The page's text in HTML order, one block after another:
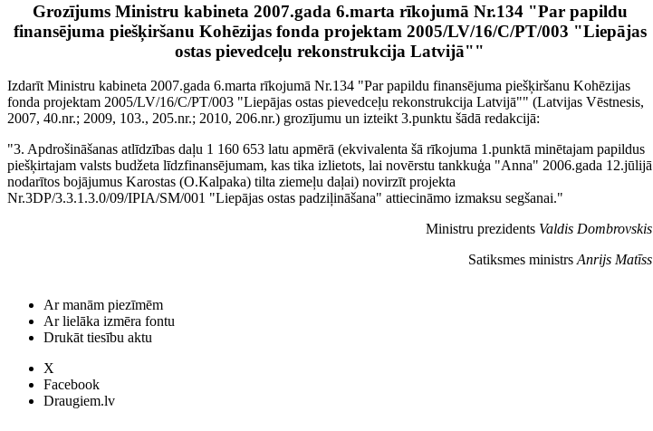
Grozījums Ministru kabineta 2007.gada 6.marta rīkojumā Nr.134 "Par papildu
finansējuma piešķiršanu Kohēzijas fonda projektam 2005/LV/16/C/PT/003 "Liepājas
ostas pievedceļu rekonstrukcija Latvijā""
Izdarīt Ministru kabineta 2007.gada 6.marta rīkojumā Nr.134 "Par papildu finansējuma piešķiršanu Kohēzijas
fonda projektam 2005/LV/16/C/PT/003 "Liepājas ostas pievedceļu rekonstrukcija Latvijā"" (Latvijas Vēstnesis,
2007, 40.nr.; 2009, 103., 205.nr.; 2010, 206.nr.) grozījumu un izteikt 3.punktu šādā redakcijā:
"3. Apdrošināšanas atlīdzības daļu 1 160 653 latu apmērā (ekvivalenta šā rīkojuma 1.punktā minētajam papildus
piešķirtajam valsts budžeta līdzfinansējumam, kas tika izlietots, lai novērstu tankkuģa "Anna" 2006.gada 12.jūlijā
nodarītos bojājumus Karostas (O.Kalpaka) tilta ziemeļu daļai) novirzīt projekta
Nr.3DP/3.3.1.3.0/09/IPIA/SM/001 "Liepājas ostas padziļināšana" attiecināmo izmaksu segšanai."
Ministru prezidents Valdis Dombrovskis
Satiksmes ministrsAnrijs Matīss
Ar manām piezīmēm
Ar lielāka izmēra fontu
Drukāt tiesību aktu
X
Facebook
Draugiem.lv